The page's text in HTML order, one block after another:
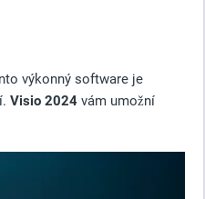
výkonný software je
Visio 2024 vám umožní